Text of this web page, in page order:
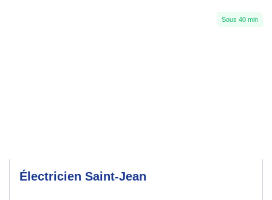
Sous 40 min
Électricien Saint-Jean